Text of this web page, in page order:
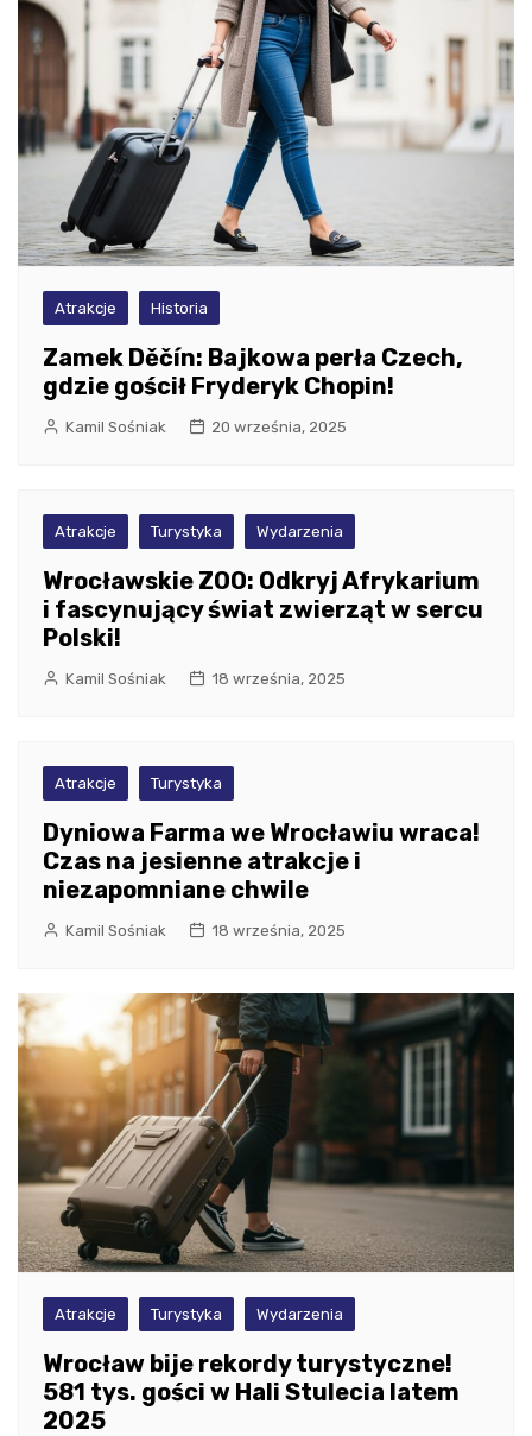
Atrakcje Historia
Zamek Děčín: Bajkowa perła Czech,
gdzie gościł Fryderyk Chopin!
Kamil Sośniak 20 września, 2025
Atrakcje Turystyka Wydarzenia
Wrocławskie ZOO: Odkryj Afrykarium
i fascynujący świat zwierząt w sercu
Polski!
Kamil Sośniak 18 września, 2025
Atrakcje Turystyka
Dyniowa Farma we Wrocławiu wraca!
Czas na jesienne atrakcje i
niezapomniane chwile
Kamil Sośniak 18 września, 2025
Atrakcje Turystyka Wydarzenia
Wrocław bije rekordy turystyczne!
581 tys. gości w Hali Stulecia latem
2025